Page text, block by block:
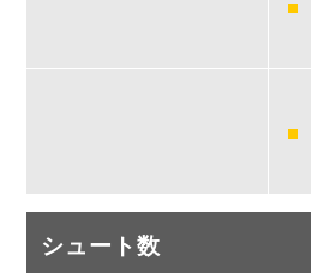
シュート数